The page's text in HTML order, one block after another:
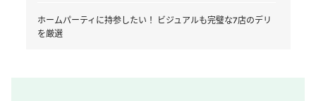
ホームパーティに持参したい！ ビジュアルも完璧な7店のデリ
を厳選